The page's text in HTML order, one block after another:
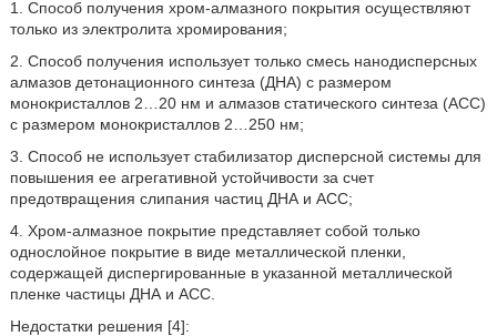
1. Способ получения хром-алмазного покрытия осуществляют
только из электролита хромирования;
2. Способ получения использует только смесь нанодисперсных
алмазов детонационного синтеза (ДНА) с размером
монокристаллов 2…20 нм и алмазов статического синтеза (АСС)
с размером монокристаллов 2…250 нм;
3. Способ не использует стабилизатор дисперсной системы для
повышения ее агрегативной устойчивости за счет
предотвращения слипания частиц ДНА и АСС;
4. Хром-алмазное покрытие представляет собой только
однослойное покрытие в виде металлической пленки,
содержащей диспергированные в указанной металлической
пленке частицы ДНА и АСС.
Недостатки решения [4]: